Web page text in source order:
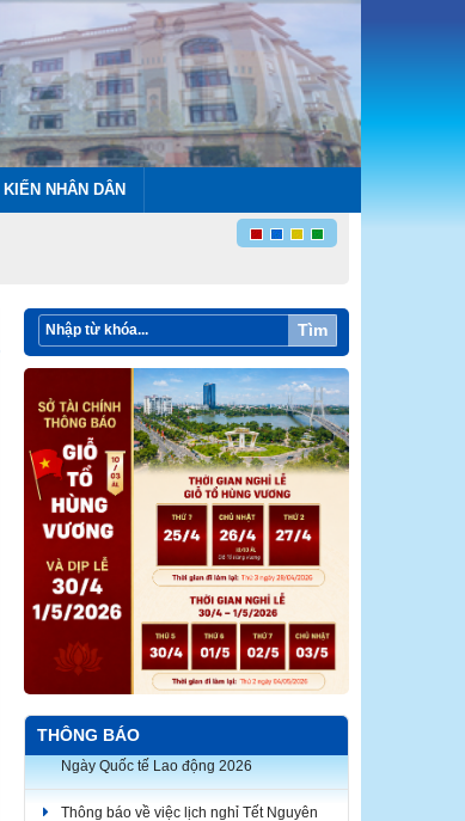
NHÂN DÂN
Tìm
THÔNG BÁO
Thông báo về việc lịch nghỉ Tết Nguyên